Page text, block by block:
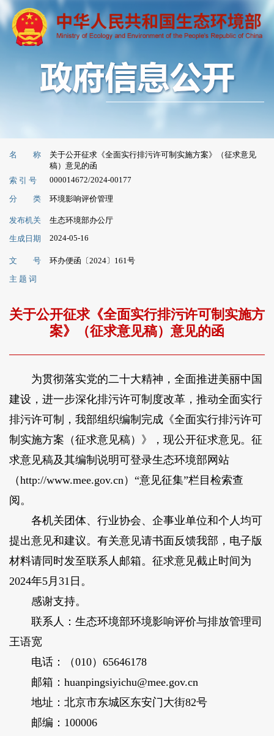
名 称
关于公开征求《全面实行排污许可制实施方案》（征求意见
稿）意见的函
索 引 号
000014672/2024-00177
分 类 环境影响评价管理
发布机关
生态环境部办公厅
生成日期
2024-05-16
文 号
环办便函〔2024〕161号
主 题 词
关于公开征求《全面实行排污许可制实施方
案》（征求意见稿）意见的函
为贯彻落实党的二十大精神，全面推进美丽中国
建设，进一步深化排污许可制度改革，推动全面实行
排污许可制，我部组织编制完成《全面实行排污许可
制实施方案（征求意见稿）》，现公开征求意见。征
求意见稿及其编制说明可登录生态环境部网站
（http://www.mee.gov.cn）“意见征集”栏目检索查
阅。
各机关团体、行业协会、企事业单位和个人均可
提出意见和建议。有关意见请书面反馈我部，电子版
材料请同时发至联系人邮箱。征求意见截止时间为
2024年5月31日。
感谢支持。
联系人：生态环境部环境影响评价与排放管理司
王语宽
电话：（010）65646178
邮箱：huanpingsiyichu@mee.gov.cn
地址：北京市东城区东安门大街82号
邮编：100006